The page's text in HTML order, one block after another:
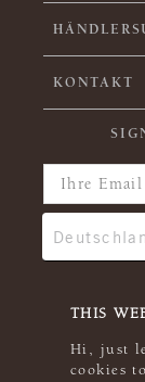
THIS
Hi, just
cookies
KONTAKT